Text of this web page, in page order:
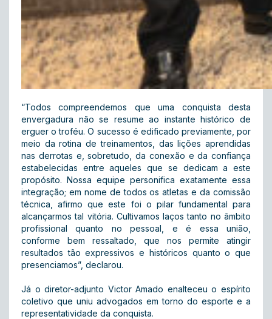
“Todos compreendemos que uma conquista desta
envergadura não se resume ao instante histórico de
erguer o troféu. O sucesso é edificado previamente, por
meio da rotina de treinamentos, das lições aprendidas
nas derrotas e, sobretudo, da conexão e da confiança
estabelecidas entre aqueles que se dedicam a este
propósito. Nossa equipe personifica exatamente essa
integração; em nome de todos os atletas e da comissão
técnica, afirmo que este foi o pilar fundamental para
alcançarmos tal vitória. Cultivamos laços tanto no âmbito
profissional quanto no pessoal, e é essa união,
conforme bem ressaltado, que nos permite atingir
resultados tão expressivos e históricos quanto o que
presenciamos”, declarou.
Já o diretor-adjunto Victor Amado enalteceu o espírito
coletivo que uniu advogados em torno do esporte e a
representatividade da conquista.